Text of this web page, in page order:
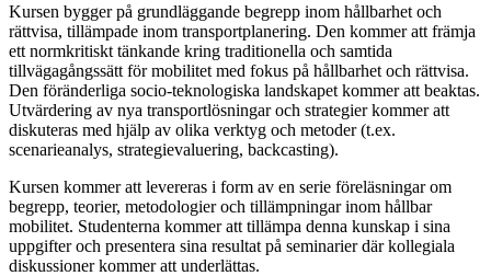
Kursen bygger på grundläggande begrepp inom hållbarhet och
rättvisa, tillämpade inom transportplanering. Den kommer att främja
ett normkritiskt tänkande kring traditionella och samtida
tillvägagångssätt för mobilitet med fokus på hållbarhet och rättvisa.
Den föränderliga socio-teknologiska landskapet kommer att beaktas.
Utvärdering av nya transportlösningar och strategier kommer att
diskuteras med hjälp av olika verktyg och metoder (t.ex.
scenarieanalys, strategievaluering, backcasting).
Kursen kommer att levereras i form av en serie föreläsningar om
begrepp, teorier, metodologier och tillämpningar inom hållbar
mobilitet. Studenterna kommer att tillämpa denna kunskap i sina
uppgifter och presentera sina resultat på seminarier där kollegiala
diskussioner kommer att underlättas.